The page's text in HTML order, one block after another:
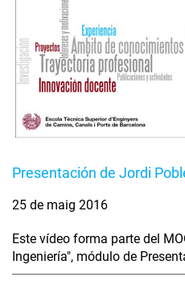
Presentación de Jordi
25 de maig 2016
Este vídeo forma parte del
Ingeniería", módulo de